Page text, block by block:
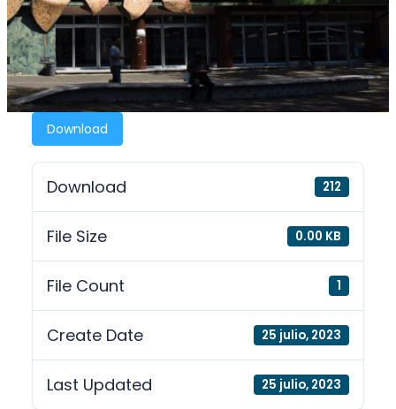
Download
Download 212
File Size 0.00 KB
File Count 1
Create Date 25 julio, 2023
Last Updated 25 julio, 2023